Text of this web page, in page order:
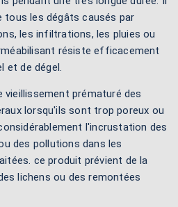
les dégâts causés par
les infiltrations, les pluies ou
résiste efficacement
et de dégel.
vieillissement prématuré des
lorsqu'ils sont trop poreux ou
l'incrustation des
des pollutions dans les
ce produit prévient de la
lichens ou des remontées